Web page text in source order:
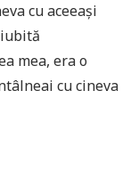
cu aceeași
mea, era o
cu cineva